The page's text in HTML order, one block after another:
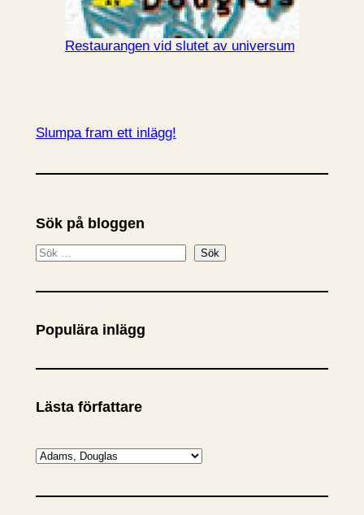
Restaurangen vid slutet av universum
Slumpa fram ett inlägg!
Sök på bloggen
S
k
Sök
Populära inlägg
Lästa författare
K
t